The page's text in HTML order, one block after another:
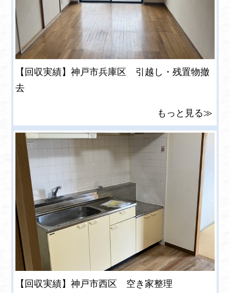
【回収実績】神戸市兵庫区 引越し・残置物撤
去
もっと見る≫
【回収実績】神戸市西区 空き家整理